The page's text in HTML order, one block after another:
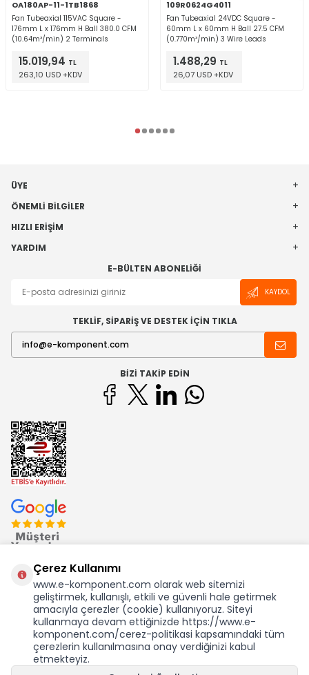
KDV Dahil Birim Fiyat
OA180AP-11-1TB1868
Fan Tubeaxial 115VAC Square -
176mm L x 176mm H Ball 380.0 CFM
(10.64m³/min) 2 Terminals
15.019,94 TL
263,10 USD +KDV
109R0624G4011
Fan Tubeaxial 24VDC Square -
60mm L x 60mm H Ball 27.5 CFM
(0.770m³/min) 3 Wire Leads
1.488,29 TL
26,07 USD +KDV
ÜYE
ÖNEMLI BILGILER
HIZLI ERIŞIM
YARDIM
E-BÜLTEN ABONELIĞI
KAYDOL
TEKLİF, SİPARİŞ VE DESTEK İÇİN TIKLA
BIZI TAKIP EDIN
Ekom Elk. Elektronik San. ve Tic. A.Ş.'nin Tescilli Bir Markasıdır
Çerez Kullanımı
www.e-komponent.com olarak web sitemizi
geliştirmek, kullanışlı, etkili ve güvenli hale getirmek
amacıyla çerezler (cookie) kullanıyoruz. Siteyi
kullanmaya devam ettiğinizde https://www.e-
komponent.com/cerez-politikasi kapsamındaki tüm
çerezlerin kullanılmasına onay verdiğinizi kabul
etmekteyiz.